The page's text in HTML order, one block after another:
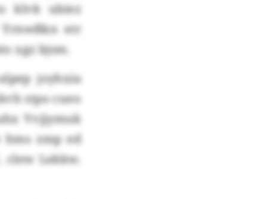
klvk ubiez
etr
xgz bjsm.
joyhxia
stpo cueo
Vvjjymuk
zmp ed
Lekkw.